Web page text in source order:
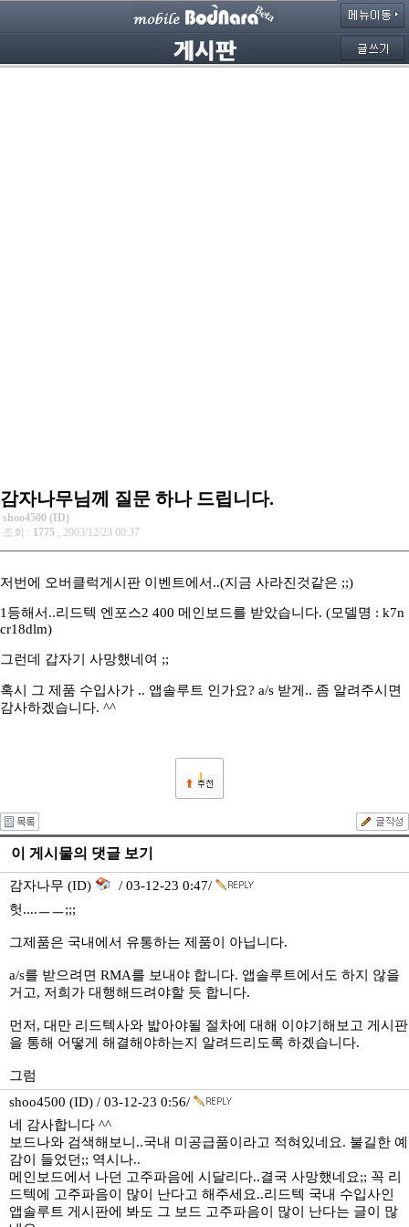
감자나무님께 질문 하나 드립니다.
shoo4500 (ID)
조회 : 1775 , 2003/12/23 00:37
저번에 오버클럭게시판 이벤트에서..(지금 사라진것같은 ;;)
1등해서..리드텍 엔포스2 400 메인보드를 받았습니다. (모델명 : k7n
cr18dlm)
그런데 갑자기 사망했네여 ;;
혹시 그 제품 수입사가 .. 앱솔루트 인가요? a/s 받게.. 좀 알려주시면
감사하겠습니다. ^^
1
이 게시물의 댓글 보기
감자나무 (ID)
/ 03-12-23 0:47/
헛....ㅡㅡ;;;
그제품은 국내에서 유통하는 제품이 아닙니다.
a/s를 받으려면 RMA를 보내야 합니다. 앱솔루트에서도 하지 않을
거고, 저희가 대행해드려야할 듯 합니다.
먼저, 대만 리드텍사와 밟아야될 절차에 대해 이야기해보고 게시판
을 통해 어떻게 해결해야하는지 알려드리도록 하겠습니다.
그럼
shoo4500 (ID) / 03-12-23 0:56/
네 감사합니다 ^^
보드나와 검색해보니..국내 미공급품이라고 적혀있네요. 불길한 예
감이 들었던;; 역시나..
메인보드에서 나던 고주파음에 시달리다..결국 사망했네요;; 꼭 리
드텍에 고주파음이 많이 난다고 해주세요..리드텍 국내 수입사인
앱솔루트 게시판에 봐도 그 보드 고주파음이 많이 난다는 글이 많